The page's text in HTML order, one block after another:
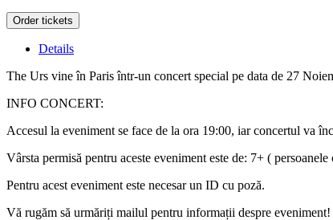
Order tickets
Details
The Urs vine în Paris într-un concert special pe data de 27
INFO CONCERT:
Accesul la eveniment se face de la ora 19:00, iar concertul va
Vârsta permisă pentru aceste eveniment este de: 7+ (
Pentru acest eveniment este necesar un ID cu poză.
​​Vă rugăm să urmăriți mailul pentru informații despre eveniment!